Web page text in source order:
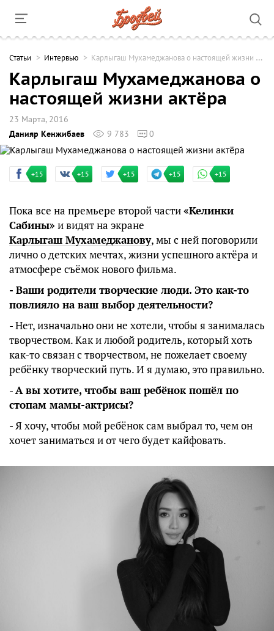
Cтатьи Интервью Карлыгаш Мухамеджанова о настоящей жизни актёра
Карлыгаш Мухамеджанова о
настоящей жизни актёра
23 Марта, 2016
Данияр Кенжибаев
9 783 0
+15 +15 +15 +15 +15
Пока все на премьере второй части«Келинки
Сабины» и видят на экране
Карлыгаш Мухамеджанову, мы с ней поговорили
лично о детских мечтах, жизни успешного актёра и
атмосфере съёмок нового фильма.
- Ваши родители творческие люди. Это как-то
повлияло на ваш выбор деятельности?
- Нет, изначально они не хотели, чтобы я занималась
творчеством. Как и любой родитель, который хоть
как-то связан с творчеством, не пожелает своему
ребёнку творческий путь. И я думаю, это правильно.
-А вы хотите, чтобы ваш ребёнок пошёл по
стопам мамы-актрисы?
- Я хочу, чтобы мой ребёнок сам выбрал то, чем он
хочет заниматься и от чего будет кайфовать.